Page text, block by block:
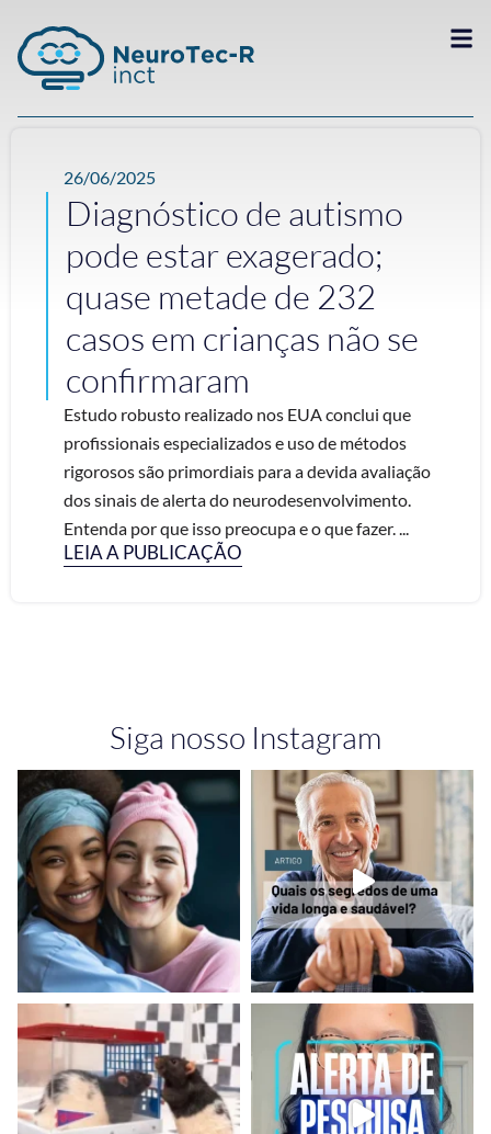
26/06/2025
Diagnóstico de autismo
pode estar exagerado;
quase metade de 232
casos em crianças não se
confirmaram
Estudo robusto realizado nos EUA conclui que
profissionais especializados e uso de métodos
rigorosos são primordiais para a devida avaliação
dos sinais de alerta do neurodesenvolvimento.
Entenda por que isso preocupa e o que fazer. ...
LEIA A PUBLICAÇÃO
Siga nosso Instagram